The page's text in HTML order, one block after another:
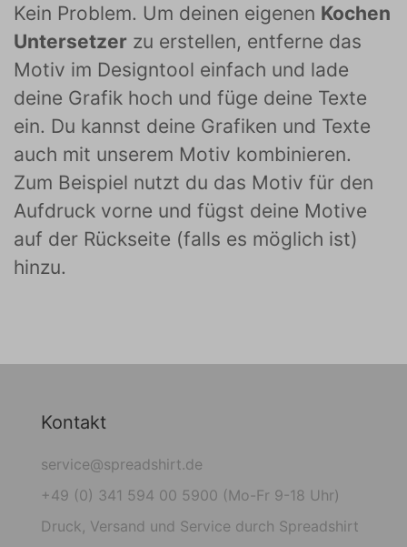
Kein Problem. Um deinen eigenen Kochen
Untersetzer zu erstellen, entferne das
Motiv im Designtool einfach und lade
deine Grafik hoch und füge deine Texte
ein. Du kannst deine Grafiken und Texte
auch mit unserem Motiv kombinieren.
Zum Beispiel nutzt du das Motiv für den
Aufdruck vorne und fügst deine Motive
auf der Rückseite (falls es möglich ist)
hinzu.
Kontakt
service@spreadshirt.de
+49 (0) 341 594 00 5900 (Mo-Fr 9-18 Uhr)
Druck, Versand und Service durch Spreadshirt